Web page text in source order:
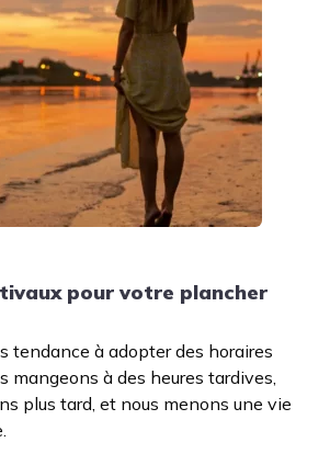
pour votre plancher
tendance à adopter des horaires
mangeons à des heures tardives,
plus tard, et nous menons une vie